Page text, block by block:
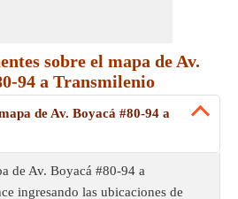
sobre el mapa de Av.
94 a Transmilenio
de Av. Boyacá #80-94 a
de Av. Boyacá #80-94 a
ingresando las ubicaciones de